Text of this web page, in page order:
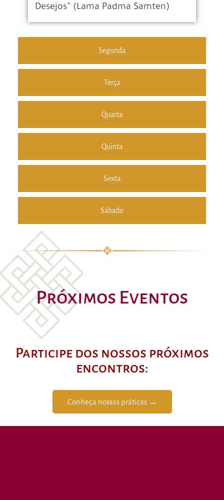
Segunda
Terça
Quarta
Quinta
Sexta
Sábado
Desejos” (Lama Padma Samten)
Próximos Eventos
Participe dos nossos próximos
encontros:
Conheça nossas práticas →